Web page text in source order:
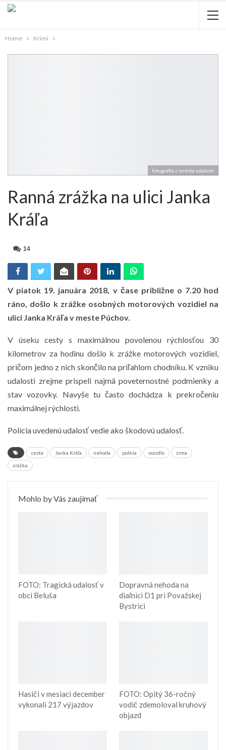
Home Krimi
fotografia z miesta udalosti
Ranná zrážka na ulici Janka
Kráľa
14
V piatok 19. januára 2018, v čase približne o 7.20 hod
ráno, došlo k zrážke osobných motorových vozidiel na
ulici Janka Kráľa v meste Púchov.
V úseku cesty s maximálnou povolenou rýchlosťou 30
kilometrov za hodinu došlo k zrážke motorových vozidiel,
pričom jedno z nich skončilo na priľahlom chodníku. K vzniku
udalosti zrejme prispeli najmä poveternostné podmienky a
stav vozovky. Navyše tu často dochádza k prekročeniu
maximálnej rýchlosti.
Polícia uvedenú udalosť vedie ako škodovú udalosť.
cesta Janka Kráľa nehoda polícia vozidlo zima
zrážka
Mohlo by Vás zaujímať
FOTO: Tragická udalosť v
obci Beluša
Dopravná nehoda na
diaľnici D1 pri Považskej
Bystrici
Hasiči v mesiaci december
vykonali 217 výjazdov
FOTO: Opitý 36-ročný
vodič zdemoloval kruhový
objazd